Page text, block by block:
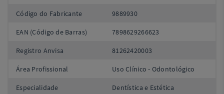
Código do Fabricante 9889930
EAN (Código de Barras) 7898629266623
Registro Anvisa 81262420003
Área Profissional Uso Clínico - Odontológico
Especialidade Dentística e Estética